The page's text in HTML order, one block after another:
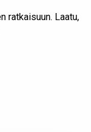
ratkaisuun. Laatu,